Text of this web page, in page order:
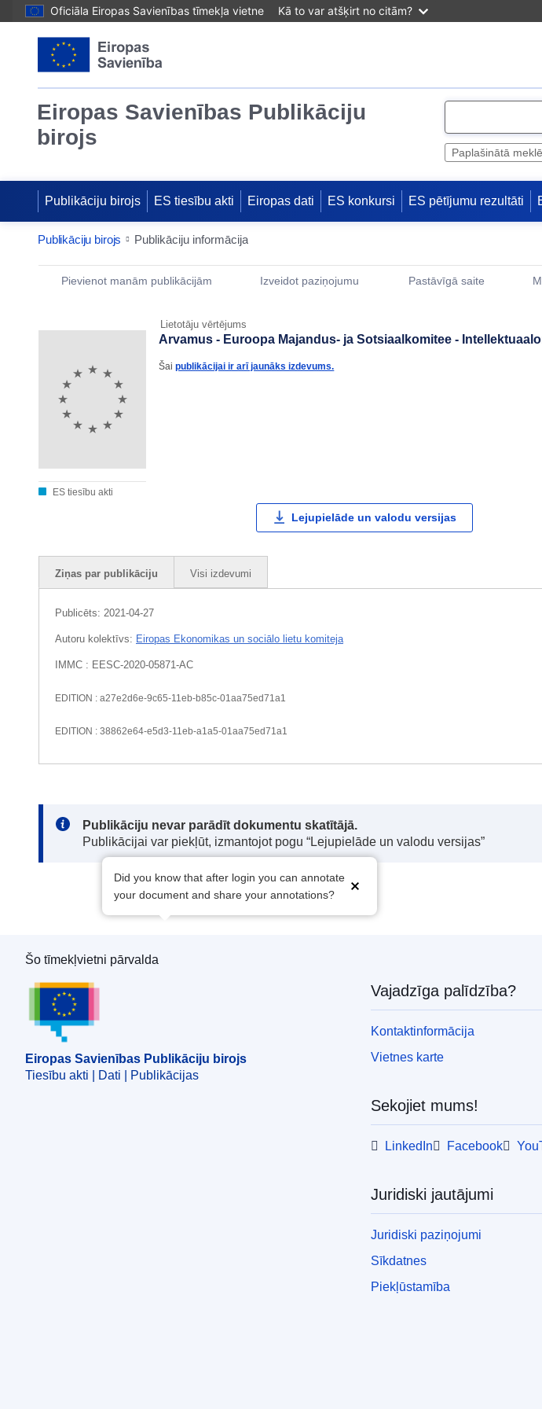
Oficiāla Eiropas Savienības tīmekļa vietne Kā to var atšķirt no citām?
Eiropas Savienības Publikāciju
birojs
e
Paplašinātā
Publikāciju birojs ES tiesību akti Eiropas dati ES konkursi ES pētījumu rezultāti
Publikāciju birojs Publikāciju informācija
Publication Detail Actions Portlet
Pievienot manām publikācijām Izveidot paziņojumu Pastāvīgā saite
Lietotāju vērtējums
ES tiesību akti
Arvamus - Euroopa Majandus- ja Sotsiaalkomitee -
Šaipublikācijai ir arī jaunāks izdevums.
Lejupielāde un valodu versijas
Ziņas par publikāciju Visi izdevumi
Publicēts: 2021-04-27
Autoru kolektīvs: Eiropas Ekonomikas un sociālo lietu komiteja
IMMC : EESC-2020-05871-AC
EDITION : a27e2d6e-9c65-11eb-b85c-01aa75ed71a1
EDITION : 38862e64-e5d3-11eb-a1a5-01aa75ed71a1
Note:
Publikāciju nevar parādīt dokumentu skatītājā.
Publikācijai var piekļūt, izmantojot pogu “Lejupielāde un valodu versijas”
Did you know that after login you can annotate
your document and share your annotations?
Eiropas Savienības Publikāciju birojs
Šo tīmekļvietni pārvalda
Eiropas Savienības Publikāciju birojs
Tiesību akti | Dati | Publikācijas
Vajadzīga palīdzība?
Kontaktinformācija
Vietnes karte
Sekojiet mums!
LinkedIn Facebook
Juridiski jautājumi
Juridiski paziņojumi
Sīkdatnes
Piekļūstamība